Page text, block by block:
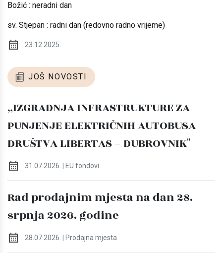
Božić : neradni dan
sv. Stjepan : radni dan (redovno radno vrijeme)
23.12.2025.
JOŠ NOVOSTI
„IZGRADNJA INFRASTRUKTURE ZA
PUNJENJE ELEKTRIČNIH AUTOBUSA
DRUŠTVA LIBERTAS – DUBROVNIK"
31.07.2026. | EU fondovi
Rad prodajnim mjesta na dan 28.
srpnja 2026. godine
28.07.2026. | Prodajna mjesta